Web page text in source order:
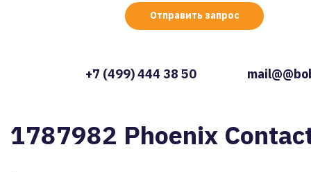
Отправить запрос
+7 (499) 444 38 50
1787982 Phoenix